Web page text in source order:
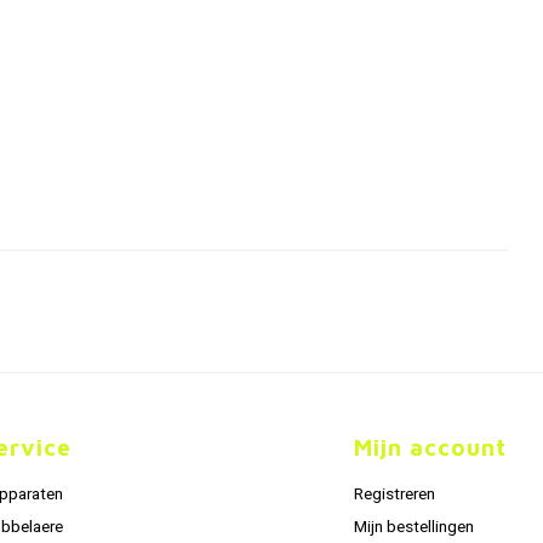
Mijn account
Registreren
Mijn bestellingen